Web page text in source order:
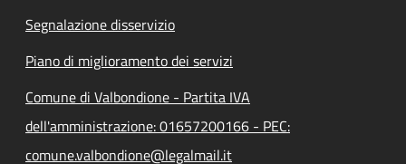
Segnalazione disservizio
Piano di miglioramento dei servizi
Comune di Valbondione - Partita IVA
dell'amministrazione: 01657200166 - PEC:
comune.valbondione@legalmail.it